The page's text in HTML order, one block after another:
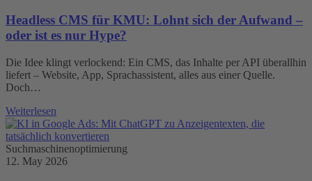
Headless CMS für KMU: Lohnt sich der Aufwand –
oder ist es nur Hype?
Die Idee klingt verlockend: Ein CMS, das Inhalte per API überallhin
liefert – Website, App, Sprachassistent, alles aus einer Quelle.
Doch…
Weiterlesen
Suchmaschinenoptimierung
12. May 2026